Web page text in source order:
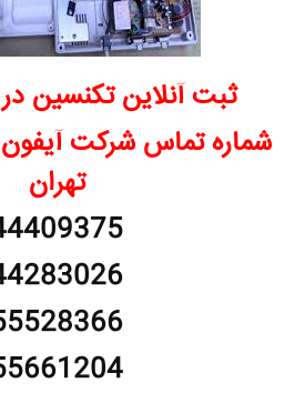
ثبت آنلاین تکنسین
شماره تماس شرکت
تهران